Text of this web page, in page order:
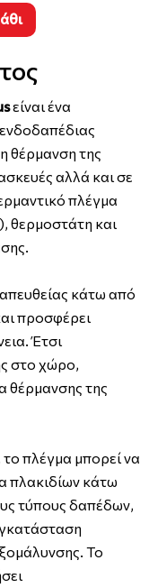
είναι ένα
θέρμανση της
αλλά και σε
πλέγμα
θερμοστάτη και
κάτω από
προσφέρει
Έτσι
στο χώρο,
θέρμανσης της
πλέγμα μπορεί να
πλακιδίων κάτω
τύπους δαπέδων,
Το